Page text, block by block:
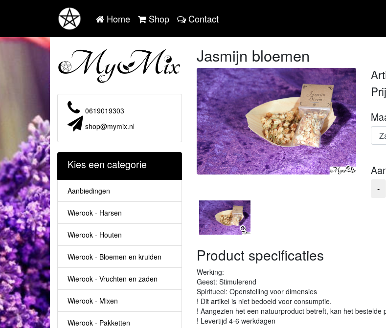
Home Shop Contact
0619019303
shop@mymix.nl
Kies een categorie
Aanbiedingen
Wierook - Harsen
Wierook - Houten
Wierook - Bloemen en kruiden
Wierook - Vruchten en zaden
Wierook - Mixen
Wierook - Pakketten
Jasmijn bloemen
-
Product specificaties
Werking:
Geest: Stimulerend
Spiritueel: Openstelling voor dimensies
! Dit artikel is niet bedoeld voor consumptie.
! Aangezien het een natuurproduct betreft, kan het bestelde
! Levertijd 4-6 werkdagen